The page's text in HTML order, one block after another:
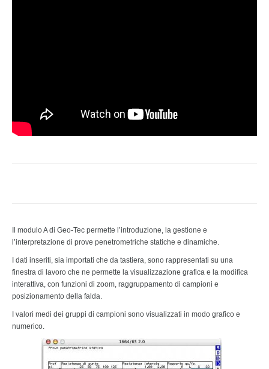
Il modulo A di Geo-Tec permette l’introduzione, la gestione e
l’interpretazione di prove penetrometriche statiche e dinamiche.
I dati inseriti, sia importati che da tastiera, sono rappresentati su una
finestra di lavoro che ne permette la visualizzazione grafica e la modifica
interattiva, con funzioni di zoom, raggruppamento di campioni e
posizionamento della falda.
I valori medi dei gruppi di campioni sono visualizzati in modo grafico e
numerico.